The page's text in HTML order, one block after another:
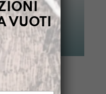
STAMPA A6
LASCIAMO
NASCERE
3,00
VUOTI